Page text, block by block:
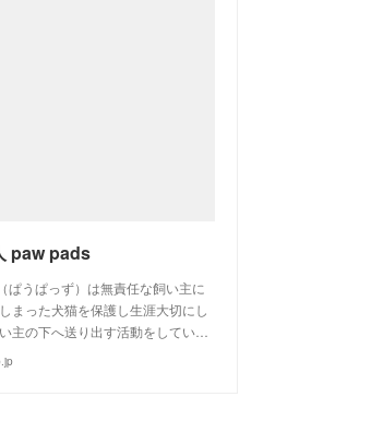
paw pads
ぱうぱっず）は無責任な飼い主に
まった犬猫を保護し生涯大切にし
主の下へ送り出す活動をしてい…